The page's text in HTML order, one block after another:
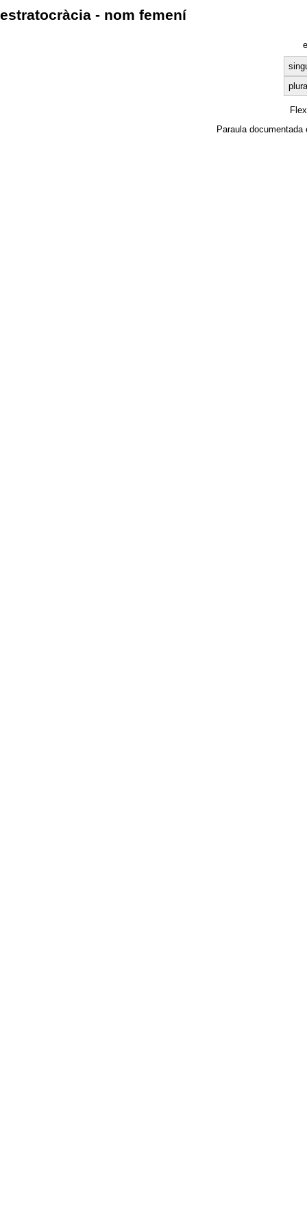
estratocràcia - nom femení
Paraula